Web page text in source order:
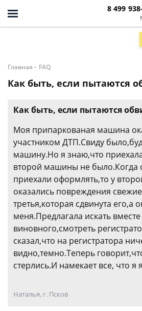
8 499
Главная - FAQ
Как быть, если пытаются
Как быть, если пытаются
Моя припаркованая машина
участником ДТП.Свиду
машину.Но я знаю,что
второй машины не было.Когда
приехали оформлять,то у
оказались повреждения
третья,которая сдвинута его,а
меня.Предлагала искать вместе
виновного,смотреть
сказал,что на регистратора
видно,темно.Теперь
стерлись.И намекает все, что я
Наталья, г. Псков